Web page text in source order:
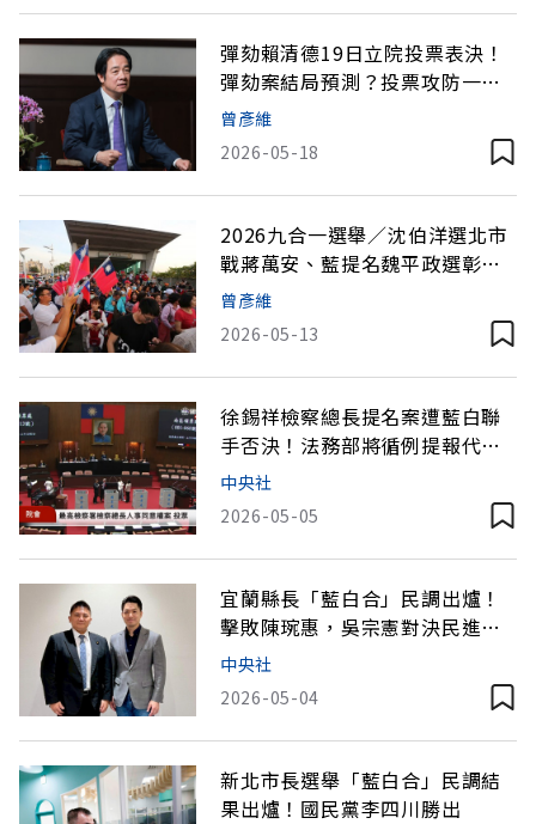
彈劾賴清德19日立院投票表決！
彈劾案結局預測？投票攻防一次
看
曾彥維
2026-05-18
2026九合一選舉／沈伯洋選北市
戰蔣萬安、藍提名魏平政選彰
化，過半縣市將換首長，藍綠白
布局一文看懂
曾彥維
2026-05-13
徐錫祥檢察總長提名案遭藍白聯
手否決！法務部將循例提報代理
人選
中央社
2026-05-05
宜蘭縣長「藍白合」民調出爐！
擊敗陳琬惠，吳宗憲對決民進黨
參選人林國漳
中央社
2026-05-04
新北市長選舉「藍白合」民調結
果出爐！國民黨李四川勝出